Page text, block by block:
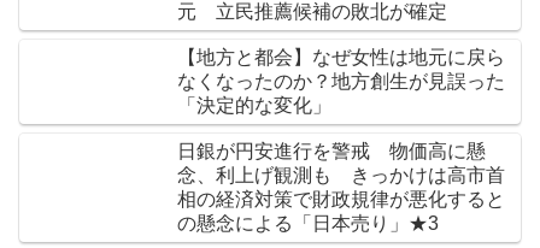
元 立民推薦候補の敗北が確定
【地方と都会】なぜ女性は地元に戻ら
なくなったのか？地方創生が見誤った
「決定的な変化」
日銀が円安進行を警戒 物価高に懸
念、利上げ観測も きっかけは高市首
相の経済対策で財政規律が悪化すると
の懸念による「日本売り」★3